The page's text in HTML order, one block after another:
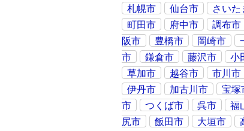
札幌市 仙台市 さいた
町田市
府中市 調布市
阪市
豊橋市 岡崎市
市
鎌倉市 藤沢市 小
草加市
越谷市 市川市
伊丹市
加古川市 宝塚
市
つくば市 呉市 福
尻市
飯田市 大垣市